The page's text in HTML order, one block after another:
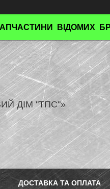
ВІДОМИХ
ДІМ "ТПС"»
ДОСТАВКА ТА ОПЛАТА